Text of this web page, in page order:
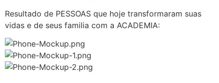
Resultado de PESSOAS que hoje transformaram suas
vidas e de seus familia com a ACADEMIA: